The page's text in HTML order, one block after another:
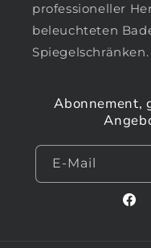
professioneller
beleuchteten
Spiegelschränken.
Abonnement,
E-Mail